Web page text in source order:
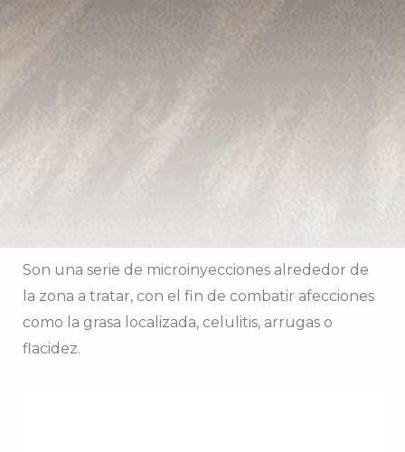
Son una serie de microinyecciones alrededor de
la zona a tratar, con el fin de combatir afecciones
como la grasa localizada, celulitis, arrugas o
flacidez.